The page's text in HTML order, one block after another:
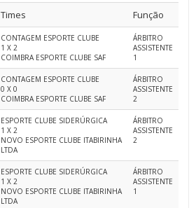
Times Função
CONTAGEM ESPORTE CLUBE
1 X 2
COIMBRA ESPORTE CLUBE SAF
ÁRBITRO
ASSISTENTE
1
CONTAGEM ESPORTE CLUBE
0 X 0
COIMBRA ESPORTE CLUBE SAF
ÁRBITRO
ASSISTENTE
2
ESPORTE CLUBE SIDERÚRGICA
1 X 2
NOVO ESPORTE CLUBE ITABIRINHA
LTDA
ÁRBITRO
ASSISTENTE
2
ESPORTE CLUBE SIDERÚRGICA
1 X 2
NOVO ESPORTE CLUBE ITABIRINHA
LTDA
ÁRBITRO
ASSISTENTE
1